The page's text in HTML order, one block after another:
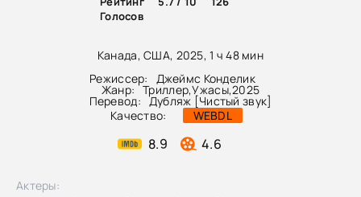
Канада, США, 2025, 1 ч 48 мин
Режиссер:
Джеймс Конделик
Жанр: Триллер,Ужасы,2025
Перевод: Дубляж [Чистый звук]
Качество:
WEBDL
8.9 4.6
Голосов
Актеры: